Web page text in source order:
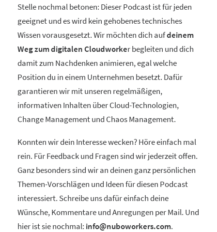
Stelle nochmal betonen: Dieser Podcast ist für jeden
geeignet und es wird kein gehobenes technisches
Wissen vorausgesetzt. Wir möchten dich aufdeinem
Weg zum digitalen Cloudworker begleiten und dich
damit zum Nachdenken animieren, egal welche
Position du in einem Unternehmen besetzt. Dafür
garantieren wir mit unseren regelmäßigen,
informativen Inhalten über Cloud-Technologien,
Change Management und Chaos Management.
Konnten wir dein Interesse wecken? Höre einfach mal
rein. Für Feedback und Fragen sind wir jederzeit offen.
Ganz besonders sind wir an deinen ganz persönlichen
Themen-Vorschlägen und Ideen für diesen Podcast
interessiert. Schreibe uns dafür einfach deine
Wünsche, Kommentare und Anregungen per Mail. Und
hier ist sie nochmal: info@nuboworkers.com.